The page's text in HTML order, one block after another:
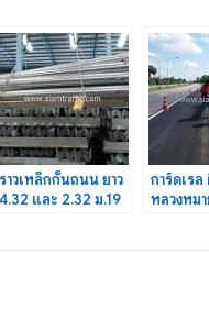
ราวเหล็กกั้นถนน ยาว
4.32 และ 2.32 ม.19
การ์ดเร
หลวงหม